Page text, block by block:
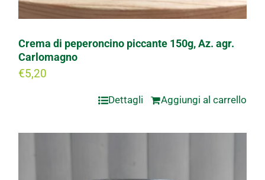
Crema di peperoncino piccante 150g, Az. agr.
Carlomagno
€5,20
Aggiungi al carrello
Dettagli